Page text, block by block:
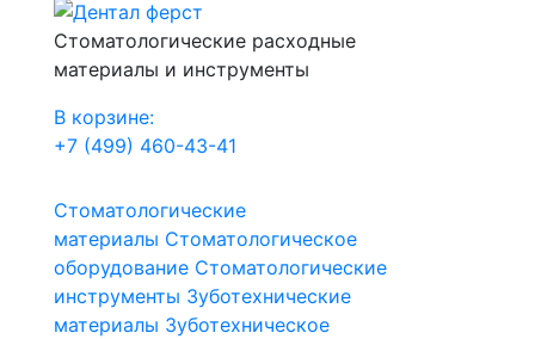
Стоматологические расходные
материалы и инструменты
В корзине:
+7 (499) 460-43-41
Стоматологические
материалы Стоматологическое
оборудование Стоматологические
инструменты Зуботехнические
материалы Зуботехническое